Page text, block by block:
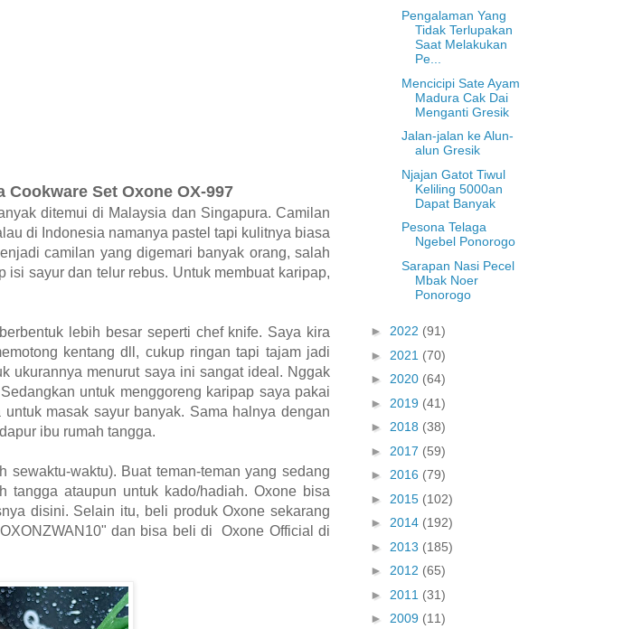
Cookware Set Oxone OX-997
ditemui di Malaysia dan Singapura. Camilan
di Indonesia namanya pastel tapi kulitnya biasa
camilan yang digemari banyak orang, salah
sayur dan telur rebus. Untuk membuat karipap,
lebih besar seperti chef knife. Saya kira
kentang dll, cukup ringan tapi tajam jadi
ukurannya menurut saya ini sangat ideal. Nggak
untuk menggoreng karipap saya pakai
masak sayur banyak. Sama halnya dengan
ibu rumah tangga.
sewaktu-waktu). Buat teman-teman yang sedang
tangga ataupun untuk kado/hadiah. Oxone bisa
disini. Selain itu, beli produk Oxone sekarang
dan bisa beli di Oxone Official di
Pengalaman Yang
Tidak Terlupakan
Saat Melakukan
Pe...
Mencicipi Sate Ayam
Madura Cak Dai
Menganti Gresik
Jalan-jalan ke Alun-
alun Gresik
Njajan Gatot Tiwul
Keliling 5000an
Dapat Banyak
Pesona Telaga
Ngebel Ponorogo
Sarapan Nasi Pecel
Mbak Noer
Ponorogo
► 2022 (91)
► 2021 (70)
► 2020 (64)
► 2019 (41)
► 2018 (38)
► 2017 (59)
► 2016 (79)
► 2015 (102)
► 2014 (192)
► 2013 (185)
► 2012 (65)
► 2011 (31)
► 2009 (11)